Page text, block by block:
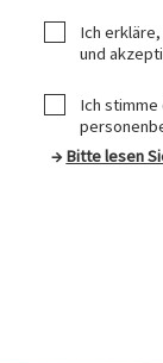
Ich
und
Ich
→Bitte lesen